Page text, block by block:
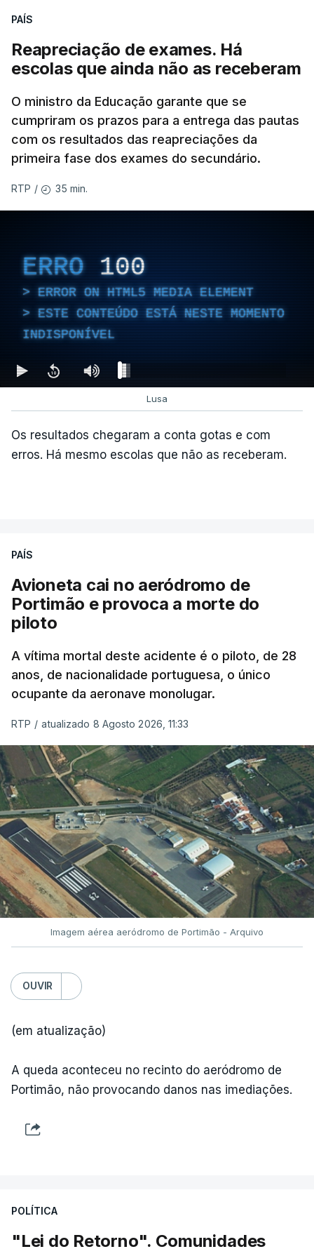
PAÍS
Reapreciação de exames. Há
escolas que ainda não as receberam
O ministro da Educação garante que se
cumpriram os prazos para a entrega das pautas
com os resultados das reapreciações da
primeira fase dos exames do secundário.
RTP / 35 min.
ERRO 100
ERROR ON HTML5 MEDIA ELEMENT
ESTE CONTEÚDO ESTÁ NESTE MOMENTO
INDISPONÍVEL
Lusa
Os resultados chegaram a conta gotas e com
erros. Há mesmo escolas que não as receberam.
PAÍS
Avioneta cai no aeródromo de
Portimão e provoca a morte do
piloto
A vítima mortal deste acidente é o piloto, de 28
anos, de nacionalidade portuguesa, o único
ocupante da aeronave monolugar.
RTP / atualizado 8 Agosto 2026, 11:33
Imagem aérea aeródromo de Portimão - Arquivo
OUVIR
(em atualização)
A queda aconteceu no recinto do aeródromo de
Portimão, não provocando danos nas imediações.
POLÍTICA
"Lei do Retorno". Comunidades